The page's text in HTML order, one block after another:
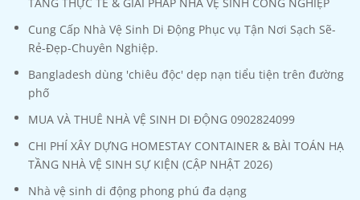
Cung Cấp Nhà Vệ Sinh Di Động Phục vụ Tận Nơi Sạch Sẽ-
Rẻ-Đẹp-Chuyên Nghiệp.
Bangladesh dùng 'chiêu độc' dẹp nạn tiểu tiện trên đường
phố
MUA VÀ THUÊ NHÀ VỆ SINH DI ĐỘNG 0902824099
CHI PHÍ XÂY DỰNG HOMESTAY CONTAINER & BÀI TOÁN HẠ
TẦNG NHÀ VỆ SINH SỰ KIỆN (CẬP NHẬT 2026)
Nhà vệ sinh di động phong phú đa dạng